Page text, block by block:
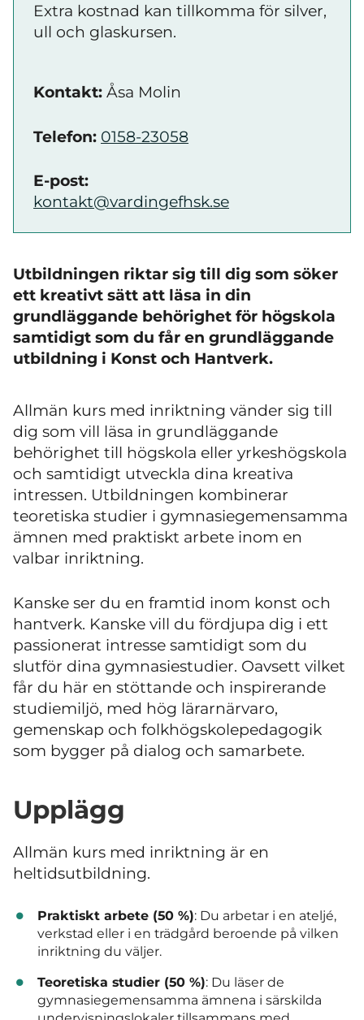
Extra kostnad kan tillkomma för silver,
ull och glaskursen.
Kontakt: Åsa Molin
Telefon: 0158-23058
E-post:
kontakt@vardingefhsk.se
Utbildningen riktar sig till dig som söker
ett kreativt sätt att läsa in din
grundläggande behörighet för högskola
samtidigt som du får en grundläggande
utbildning i Konst och Hantverk.
Allmän kurs med inriktning vänder sig till
dig som vill läsa in grundläggande
behörighet till högskola eller yrkeshögskola
och samtidigt utveckla dina kreativa
intressen. Utbildningen kombinerar
teoretiska studier i gymnasiegemensamma
ämnen med praktiskt arbete inom en
valbar inriktning.
Kanske ser du en framtid inom konst och
hantverk. Kanske vill du fördjupa dig i ett
passionerat intresse samtidigt som du
slutför dina gymnasiestudier. Oavsett vilket
får du här en stöttande och inspirerande
studiemiljö, med hög lärarnärvaro,
gemenskap och folkhögskolepedagogik
som bygger på dialog och samarbete.
Upplägg
Allmän kurs med inriktning är en
heltidsutbildning.
Praktiskt arbete (50 %): Du arbetar i en ateljé,
verkstad eller i en trädgård beroende på vilken
inriktning du väljer.
Teoretiska studier (50 %): Du läser de
gymnasiegemensamma ämnena i särskilda